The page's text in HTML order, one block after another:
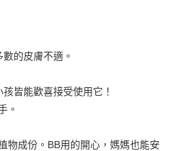
的皮膚不適。
皆能歡喜接受使用它！
。
物成份。BB用的開心，‭‬媽媽也能安